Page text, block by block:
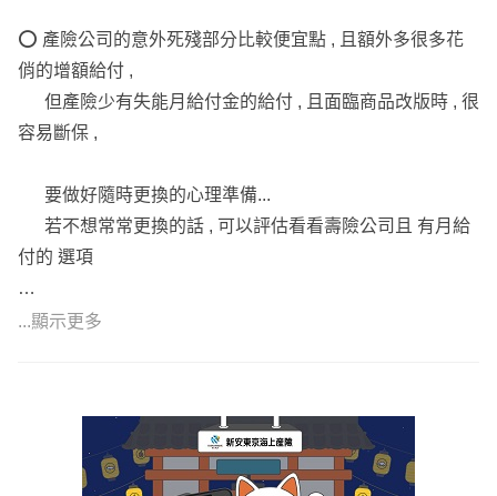
.
一份完整的保單應具備：
🎯低保費高保障，把錢花在刀口上
.
優先規劃大風險的保障。
(數萬元的自費藥材、癌症重傷)
.
🎯包含六大保障
🧷意外險
🧷 重大傷病險
🧷 意外失能險
綜上所述，提供富邦、安達產、富邦產規劃參考：
🔆https://finfo.tw/assortments/b2da6f0a4d0347e2
✅可進一步提供您正式建議書參考，先為您說明保險規劃重
✅詳細內容都能在討論規劃符合需求的保單，並協助您投保
送件提供後續服務。
👉🏻歡迎點選名字後方💬加我的line聯繫討論，加好友請傳訊
✨行動辦公不受地區限制，不會找不到人服務。
✨從理賠實務說明規劃內容，選擇適合自己的保障。
⭕ 產險公司的意外死殘部分比較便宜點 , 且額外多很多花
俏的增額給付 ,
但產險少有失能月給付金的給付 , 且面臨商品改版時 , 很
容易斷保 ,
要做好隨時更換的心理準備...
若不想常常更換的話 , 可以評估看看壽險公司且 有月給
付的 選項
https://finfo.tw/assortments/5d5c919387f37bfe
...顯示更多